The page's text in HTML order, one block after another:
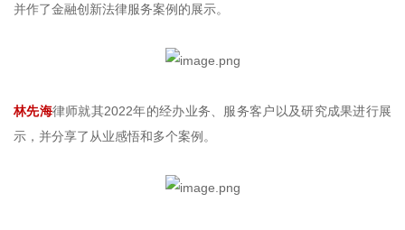
并作了金融创新法律服务案例的展示。
林先海律师就其2022年的经办业务、服务客户以及研究成果进行展
示，并分享了从业感悟和多个案例。